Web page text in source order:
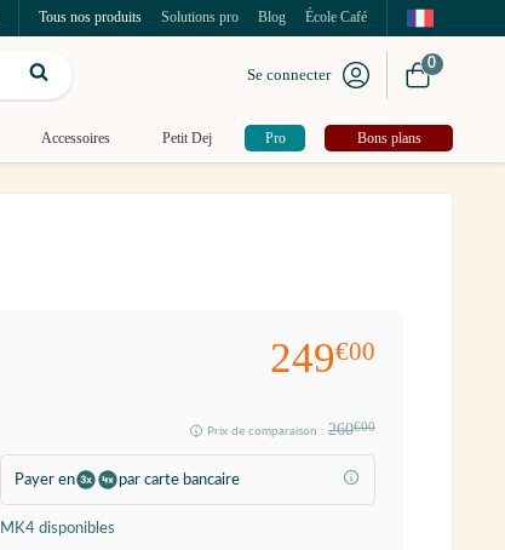
Tous nos produits Solutions pro Blog École Café
Se connecter
0
Accessoires Petit Dej Pro Bons plans
249€00
Prix de comparaison : 260€00
Payer en par carte bancaire
MK4 disponibles